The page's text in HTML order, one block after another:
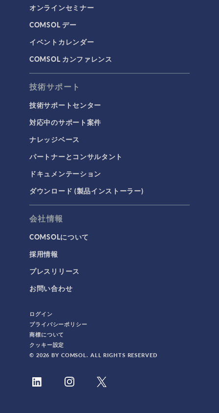
オンラインセミナー
COMSOL デー
イベントカレンダー
COMSOL カンファレンス
技術サポート
技術サポートセンター
対応中のサポート案件
ナレッジベース
パートナーとコンサルタント
ドキュメンテーション
ダウンロード (製品インストーラー)
会社情報
COMSOLについて
採用情報
プレスリリース
お問い合わせ
ログイン
プライバシーポリシー
商標について
クッキー設定
© 2026 BY COMSOL. ALL RIGHTS RESERVED